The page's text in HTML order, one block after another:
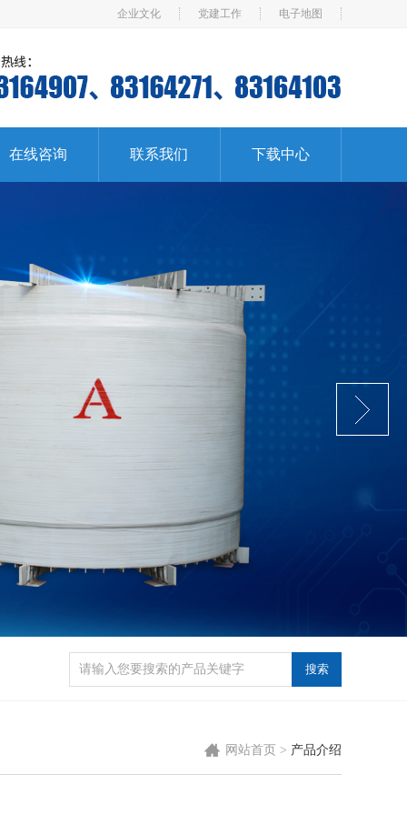
企业文化 党建工作 电子地图
在线咨询 联系我们 下载中心
网站首页 > 产品介绍